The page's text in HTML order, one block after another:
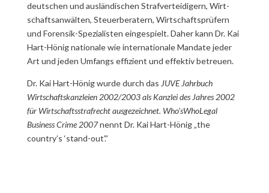
deutschen und aus­län­dischen Straf­ver­tei­di­gern, Wirt­
schafts­an­wäl­ten, Steuerberatern, Wirt­schafts­prüfern
und Forensik-Spezialisten ein­ge­spielt. Daher kann Dr. Kai
Hart-Hönig nationale wie internationale Mandate jeder
Art und jeden Umfangs effizient und effektiv betreuen.
Dr. Kai Hart-Hönig wurde durch das JUVE Jahrbuch
Wirtschaftskanzleien 2002/2003 als Kanzlei des Jahres 2002
für Wirtschaftsstrafrecht ausgezeichnet. Who’sWhoLegal
Business Crime 2007nennt Dr. Kai Hart-Hönig „the
country’s ‘stand-out’.”